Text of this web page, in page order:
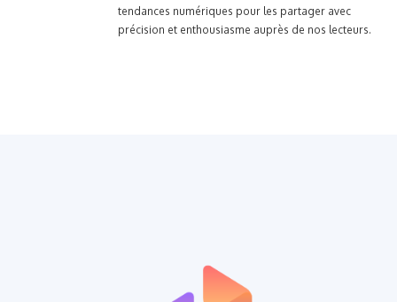
tendances numériques pour les partager avec
précision et enthousiasme auprès de nos lecteurs.